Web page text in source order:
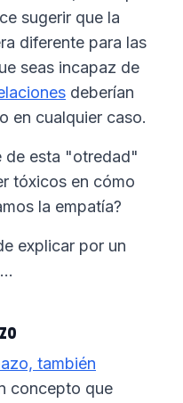
sugerir que la
diferente para las
seas incapaz de
deberían
en cualquier caso.
de esta "otredad"
tóxicos en cómo
la empatía?
explicar por un
también
concepto que